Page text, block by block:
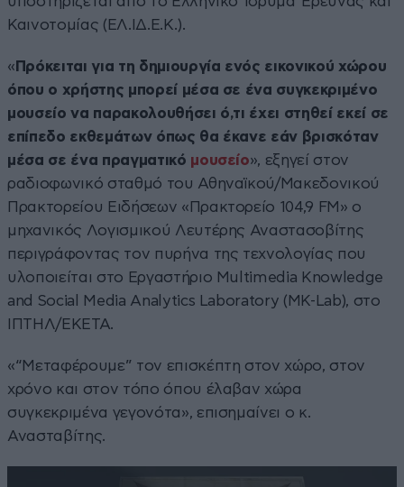
Καινοτομίας (ΕΛ.ΙΔ.Ε.Κ.).
« Πρόκειται για τη δημιουργία ενός εικονικού χώρου
όπου ο χρήστης μπορεί μέσα σε ένα συγκεκριμένο
μουσείο να παρακολουθήσει ό,τι έχει στηθεί εκεί σε
επίπεδο εκθεμάτων όπως θα έκανε εάν βρισκόταν
μέσα σε ένα πραγματικό μουσείο», εξηγεί στον
ραδιοφωνικό σταθμό του Αθηναϊκού/Μακεδονικού
Πρακτορείου Ειδήσεων «Πρακτορείο 104,9 FM» ο
μηχανικός Λογισμικού Λευτέρης Αναστασοβίτης
περιγράφοντας τον πυρήνα της τεχνολογίας που
υλοποιείται στο Εργαστήριο Multimedia Knowledge
and Social Media Analytics Laboratory (MK-Lab), στο
ΙΠΤΗΛ/ΕΚΕΤΑ.
«“Μεταφέρουμε” τον επισκέπτη στον χώρο, στον
χρόνο και στον τόπο όπου έλαβαν χώρα
συγκεκριμένα γεγονότα», επισημαίνει ο κ.
Ανασταβίτης.